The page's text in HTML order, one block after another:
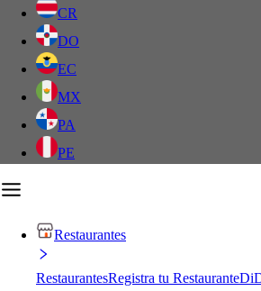
CR
DO
EC
MX
PA
PE
Restaurantes
RestaurantesRegistra tu Restaurante